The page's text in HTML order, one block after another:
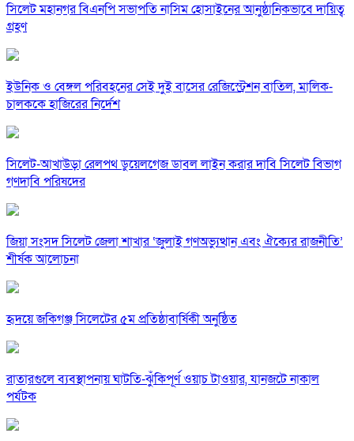
সিলেট মহানগর বিএনপি সভাপতি নাসিম হোসাইনের আনুষ্ঠানিকভাবে দায়িত্ব
গ্রহণ
ইউনিক ও বেঙ্গল পরিবহনের সেই দুই বাসের রেজিস্ট্রেশন বাতিল, মালিক-
চালককে হাজিরের নির্দেশ
সিলেট-আখাউড়া রেলপথ ডুয়েলগেজ ডাবল লাইন করার দাবি সিলেট বিভাগ
গণদাবি পরিষদের
জিয়া সংসদ সিলেট জেলা শাখার ‘জুলাই গণঅভ্যুত্থান এবং ঐক্যের রাজনীতি’
শীর্ষক আলোচনা
হৃদয়ে জকিগঞ্জ সিলেটের ৫ম প্রতিষ্ঠাবার্ষিকী অনুষ্ঠিত
রাতারগুলে ব্যবস্থাপনায় ঘাটতি-ঝুঁকিপূর্ণ ওয়াচ টাওয়ার, যানজটে নাকাল
পর্যটক